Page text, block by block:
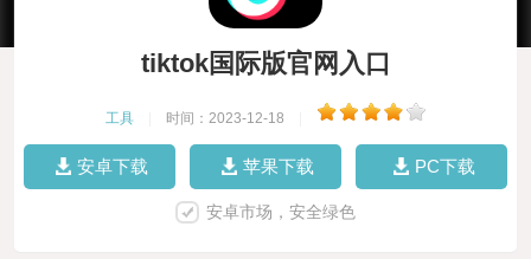
tiktok国际版官网入口
工具 时间：2023-12-18
安卓下载 苹果下载 PC下载
安卓市场，安全绿色